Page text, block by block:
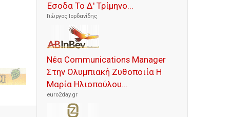
Έσοδα Το Δ' Τρίμηνο...
Γιώργος Ιορδανίδης
Νέα Communications Manager
Στην Ολυμπιακή Ζυθοποιία Η
Μαρία Ηλιοπούλου...
euro2day.gr